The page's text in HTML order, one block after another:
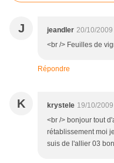
J jeandler 20/10/2009
<br /> Feuilles de
Répondre
K krystele 19/10/
<br /> bonjour tout
rétablissement moi
suis de l'allier 03